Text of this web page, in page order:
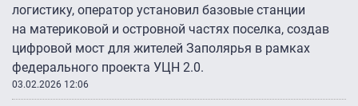
логистику, оператор установил базовые станции
на материковой и островной частях поселка, создав
цифровой мост для жителей Заполярья в рамках
федерального проекта УЦН 2.0.
03.02.2026 12:06